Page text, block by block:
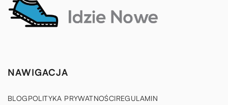
NAWIGACJA
BLOGPOLITYKA PRYWATNOŚCIREGULAMIN